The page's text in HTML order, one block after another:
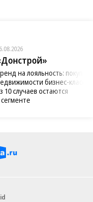
на лояльность:
бизнес-класса
10 случаев остаются